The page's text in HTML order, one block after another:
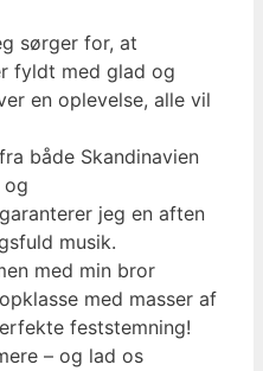
sørger for, at
fyldt med glad og
en oplevelse, alle vil
både Skandinavien
jeg en aften
musik.
med min bror
med masser af
feststemning!
– og lad os